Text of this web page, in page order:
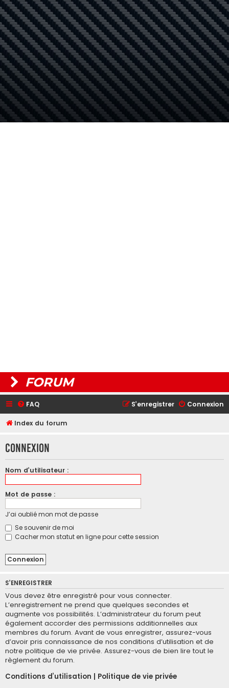
FORUM
FAQ Connexion
S’enregistrer
Index du forum
Connexion
Nom d’utilisateur :
Mot de passe :
J’ai oublié mon mot de passe
Se souvenir de moi
Cacher mon statut en ligne pour cette session
S’ENREGISTRER
Vous devez être enregistré pour vous connecter.
L’enregistrement ne prend que quelques secondes et
augmente vos possibilités. L’administrateur du forum peut
également accorder des permissions additionnelles aux
membres du forum. Avant de vous enregistrer, assurez-vous
d’avoir pris connaissance de nos conditions d’utilisation et de
notre politique de vie privée. Assurez-vous de bien lire tout le
règlement du forum.
Conditions d’utilisation | Politique de vie privée